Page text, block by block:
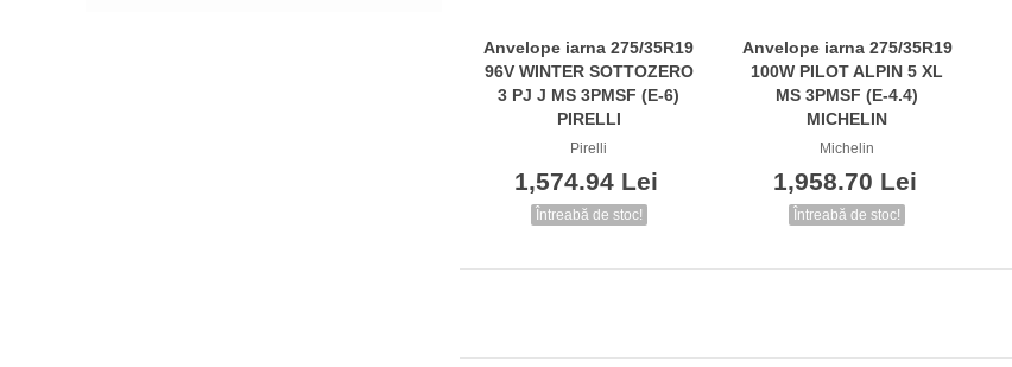
Vezi
Anvelope iarna 275/35R19
96V WINTER SOTTOZERO
3 PJ J MS 3PMSF (E-6)
PIRELLI
Pirelli
1,574.94 Lei
Întreabă de stoc!
Vezi
Anvelope iarna 275/35R19
100W PILOT ALPIN 5 XL
MS 3PMSF (E-4.4)
MICHELIN
Michelin
1,958.70 Lei
Întreabă de stoc!